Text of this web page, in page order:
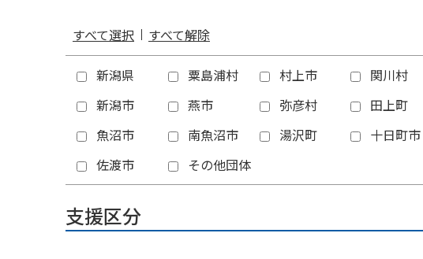
すべて選択 すべて解除
新潟県 粟島浦村 村上市 関川村
新潟市
燕市 弥彦村 田上町
魚沼市
南魚沼市 湯沢町 十日町市
佐渡市
その他団体
支援区分